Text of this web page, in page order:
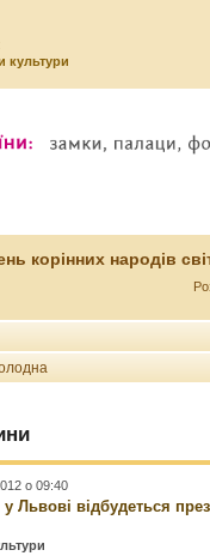
культури
корінних народів
о 09:40
у Львові відбудеться